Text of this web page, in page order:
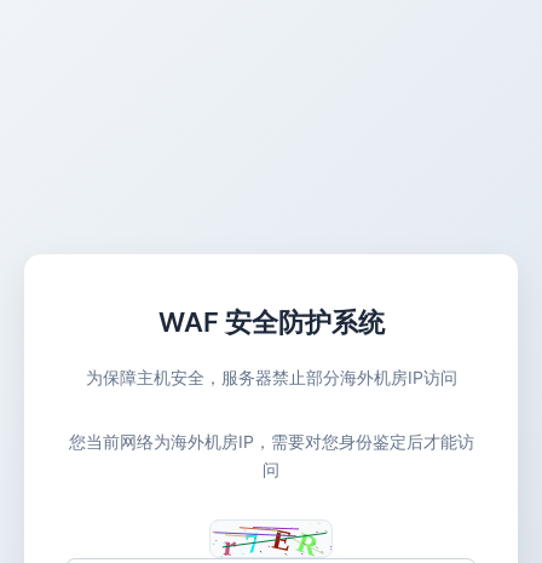
WAF 安全防护系统
为保障主机安全，服务器禁止部分海外机房IP访问
您当前网络为海外机房IP，需要对您身份鉴定后才能访
问